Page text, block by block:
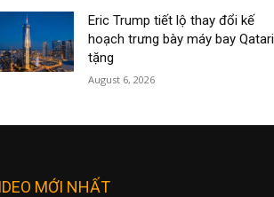
Eric Trump tiết lộ thay đổi kế
hoạch trưng bày máy bay Qatari
tặng
August 6, 2026
MỚI NHẤT